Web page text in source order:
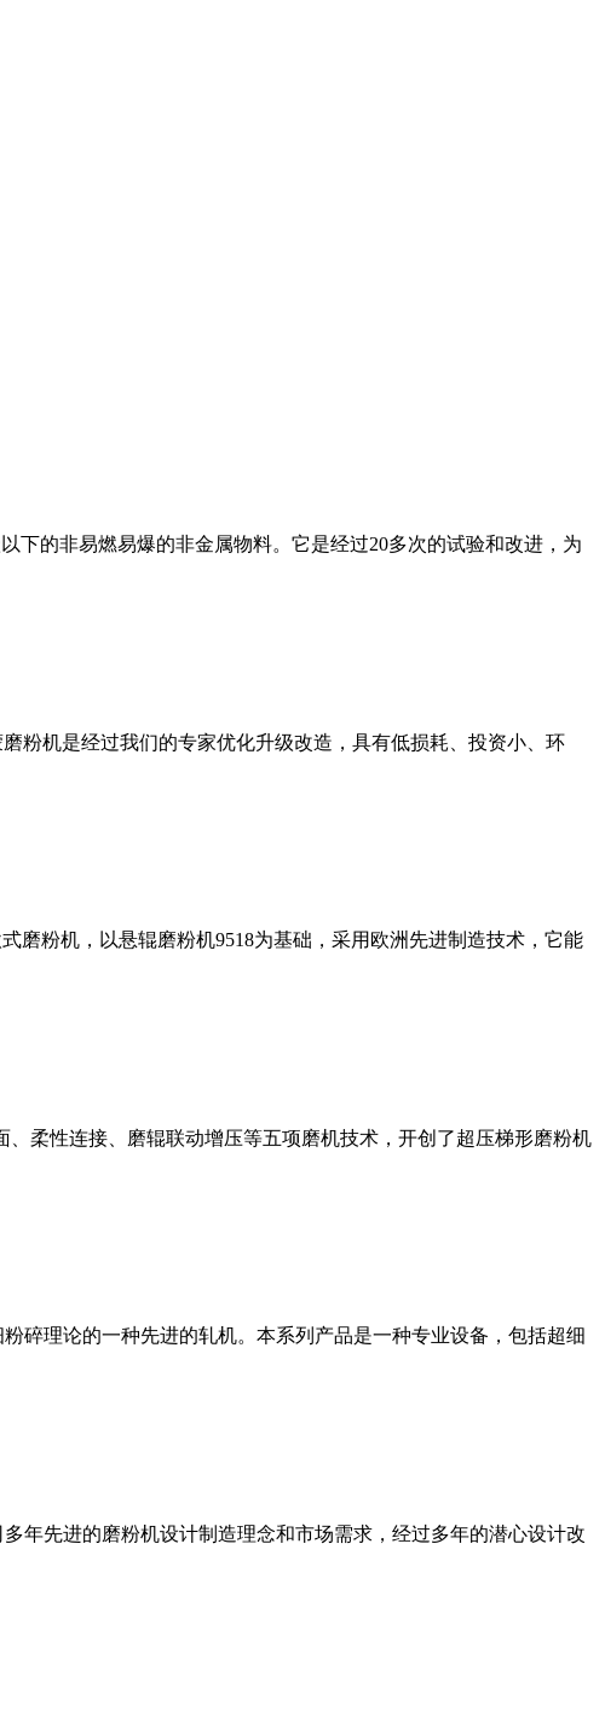
下的非易燃易爆的非金属物料。它是经过20多次的试验和改进，为
粉机是经过我们的专家优化升级改造，具有低损耗、投资小、环
粉机，以悬辊磨粉机9518为基础，采用欧洲先进制造技术，它能
柔性连接、磨辊联动增压等五项磨机技术，开创了超压梯形磨粉机
碎理论的一种先进的轧机。本系列产品是一种专业设备，包括超细
年先进的磨粉机设计制造理念和市场需求，经过多年的潜心设计改